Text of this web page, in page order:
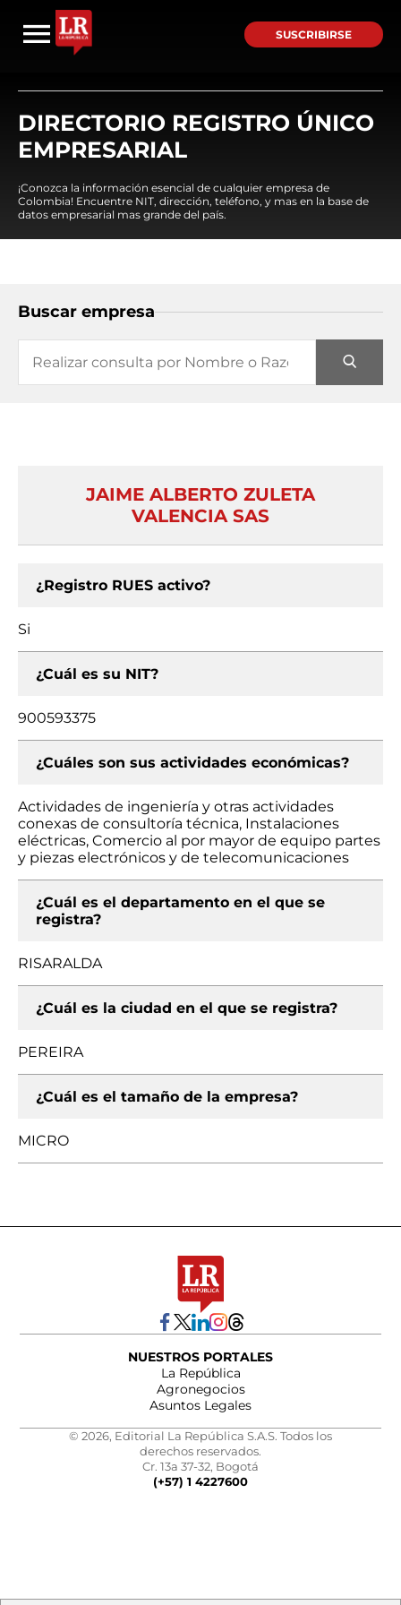
SUSCRIBIRSE
DIRECTORIO REGISTRO ÚNICO
EMPRESARIAL
¡Conozca la información esencial de cualquier empresa de
Colombia! Encuentre NIT, dirección, teléfono, y mas en la base de
datos empresarial mas grande del país.
Buscar empresa
JAIME ALBERTO ZULETA
VALENCIA SAS
¿Registro RUES activo?
Si
¿Cuál es su NIT?
900593375
¿Cuáles son sus actividades económicas?
Actividades de ingeniería y otras actividades
conexas de consultoría técnica, Instalaciones
eléctricas, Comercio al por mayor de equipo partes
y piezas electrónicos y de telecomunicaciones
¿Cuál es el departamento en el que se
registra?
RISARALDA
¿Cuál es la ciudad en el que se registra?
PEREIRA
¿Cuál es el tamaño de la empresa?
MICRO
NUESTROS PORTALES
La República
Agronegocios
Asuntos Legales
© 2026, Editorial La República S.A.S. Todos los
derechos reservados.
Cr. 13a 37-32, Bogotá
(+57) 1 4227600